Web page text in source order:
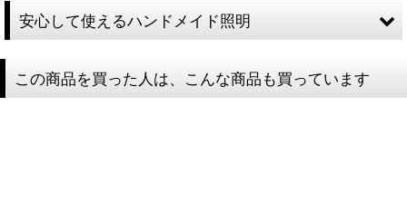
安心して使えるハンドメイド照明
この商品を買った人は、こんな商品も買っています